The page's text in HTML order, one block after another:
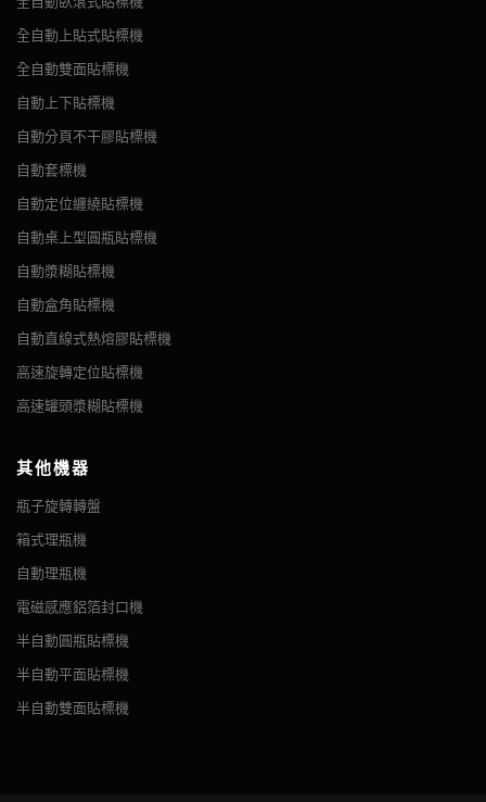
全自動上貼式貼標機
全自動雙面貼標機
自動上下貼標機
自動分頁不干膠貼標機
自動套標機
自動定位纏繞貼標機
自動桌上型圓瓶貼標機
自動漿糊貼標機
自動盒角貼標機
自動直線式熱熔膠貼標機
高速旋轉定位貼標機
高速罐頭漿糊貼標機
其他機器
瓶子旋轉轉盤
箱式理瓶機
自動理瓶機
電磁感應鋁箔封口機
半自動圓瓶貼標機
半自動平面貼標機
半自動雙面貼標機